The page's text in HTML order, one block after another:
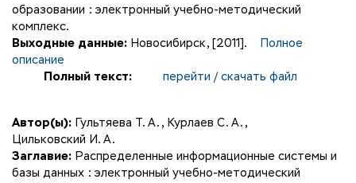
образовании : электронный учебно-методический
комплекс.
Выходные данные: Новосибирск, [2011].
Полное
описание
Полный текст:
перейти / скачать файл
Автор(ы): Гультяева Т. А. , Курлаев С. А. ,
Цильковский И. А.
Заглавие: Распределенные информационные системы и
базы данных : электронный учебно-методический